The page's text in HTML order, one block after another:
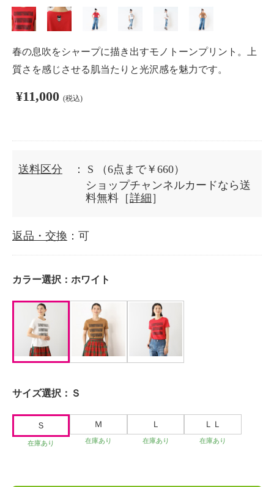
春の息吹をシャープに描き出すモノトーンプリント。上
質さを感じさせる肌当たりと光沢感を魅力です。
¥11,000 (税込)
送料区分 ： S
（6点まで￥660）
ショップチャンネルカードなら送
料無料［詳細 ］
返品・交換 ：可
カラー選択： ホワイト
サイズ選択： Ｓ
Ｓ
在庫あり
Ｍ
在庫あり
Ｌ
在庫あり
ＬＬ
在庫あり